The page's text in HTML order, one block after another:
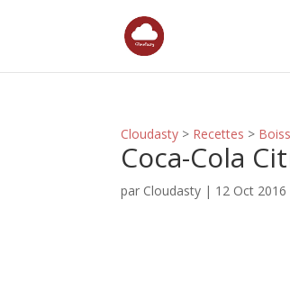
Cloudasty > Recettes >
Coca-Cola
par Cloudasty | 12 Oct 2016